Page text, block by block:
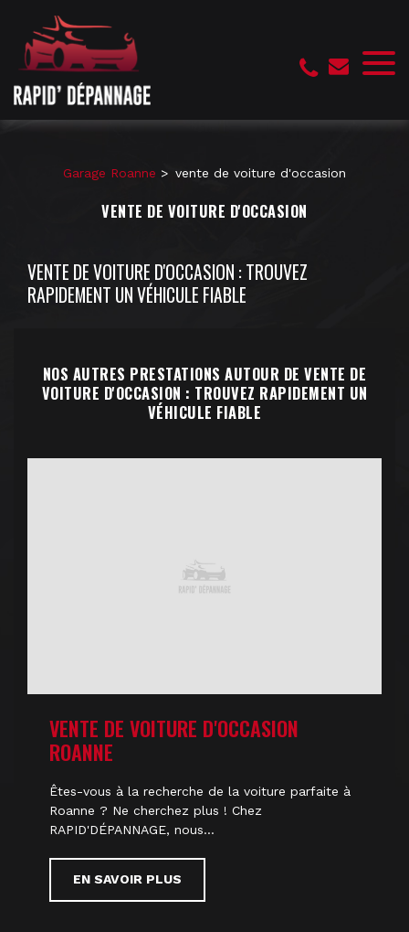
Garage Roanne vente de voiture d'occasion
VENTE DE VOITURE D'OCCASION
VENTE DE VOITURE D'OCCASION : TROUVEZ
RAPIDEMENT UN VÉHICULE FIABLE
NOS AUTRES PRESTATIONS AUTOUR DE VENTE DE
VOITURE D'OCCASION : TROUVEZ RAPIDEMENT UN
VÉHICULE FIABLE
VENTE DE VOITURE D'OCCASION
ROANNE
Êtes-vous à la recherche de la voiture parfaite à
Roanne ? Ne cherchez plus ! Chez
RAPID'DÉPANNAGE, nous...
EN SAVOIR PLUS